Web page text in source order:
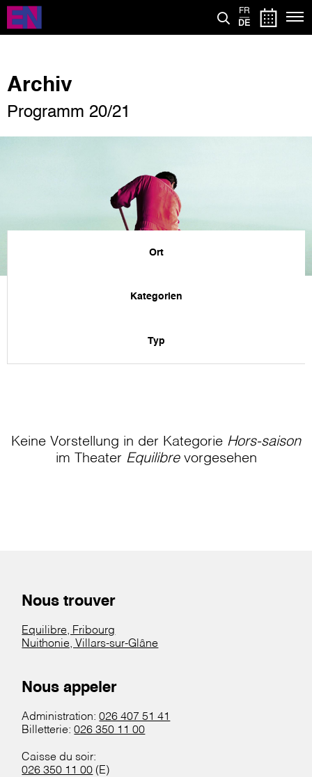
Direkt
zum
Inhalt
FR
DE
Archiv
Programm 20/21
Ort
Kategorien
Typ
Keine Vorstellung in der Kategorie Hors-saison
im Theater Equilibrevorgesehen
Nous trouver
Equilibre, Fribourg
Nuithonie, Villars-sur-Glâne
Nous appeler
Administration:026 407 51 41
Billetterie:026 350 11 00
Caisse du soir:
026 350 11 00 (E)